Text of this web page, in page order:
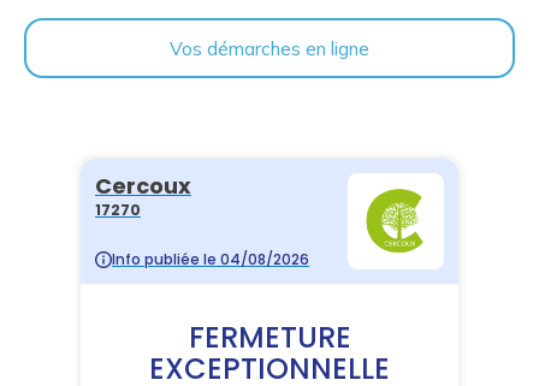
Vos démarches en ligne